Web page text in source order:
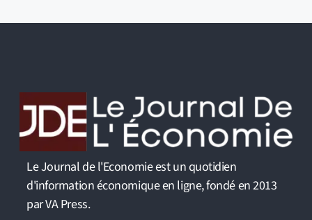
Le Journal de l'Economie est un quotidien
d'information économique en ligne, fondé en 2013
par VA Press.